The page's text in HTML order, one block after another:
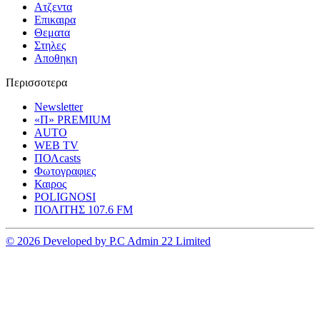
Ατζεντα
Επικαιρα
Θεματα
Στηλες
Αποθηκη
Περισσοτερα
Newsletter
«Π» PREMIUM
AUTO
WEB TV
ΠΟΛcasts
Φωτογραφιες
Καιρος
POLIGNOSI
ΠΟΛΙΤΗΣ 107.6 FM
© 2026 Developed by P.C Admin 22 Limited